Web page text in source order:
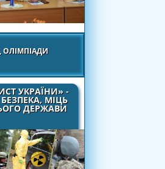
ОЛІМПІАДИ
УКРАЇНИ» -
МІЦЬ
ДЕРЖАВИ